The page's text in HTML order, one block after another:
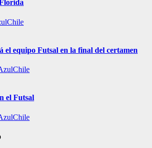
el equipo Futsal en la final del certamen
el Futsal